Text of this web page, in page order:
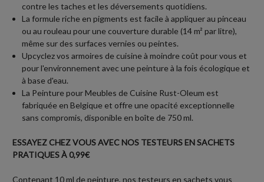
contre les taches et les déversements quotidiens.
La formule riche en pigments est facile à appliquer au pinceau
ou au rouleau pour une couverture durable (14 m² par litre),
même sur des surfaces vernies ou peintes.
Upcyclez vos armoires de cuisine à moindre coût pour vous et
pour l'environnement avec une peinture à la fois écologique et
à base d'eau.
La Peinture pour Meubles de Cuisine Rust-Oleum est
fabriquée en Belgique et offre une opacité exceptionnelle
sans compromis, disponible en boîte de 750 ml.
ESSAYEZ CHEZ VOUS AVEC NOS TESTEURS EN SACHETS
PRATIQUES À 0,99€
Contenant 10 ml de peinture, nos testeurs en sachets vous